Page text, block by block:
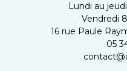
Lundi au
Vendredi
16 rue Paule
05